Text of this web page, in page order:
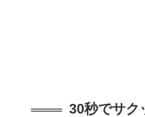
30秒でサク